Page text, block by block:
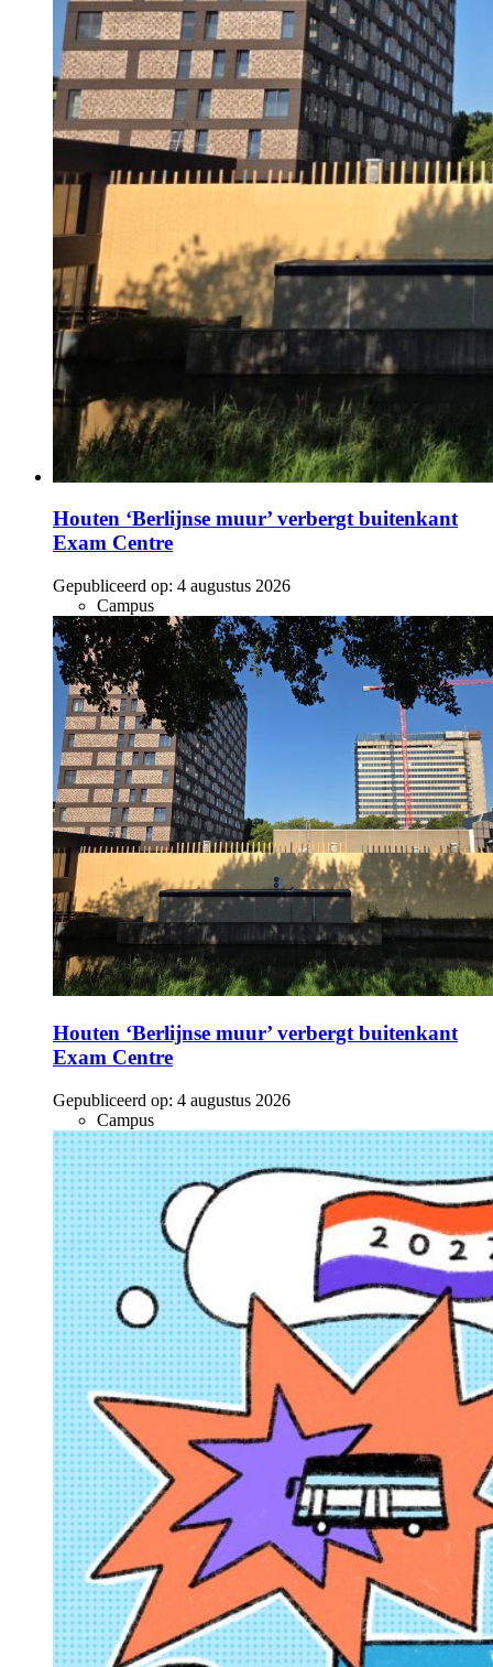
Houten ‘Berlijnse muur’ verbergt buitenkant
Exam Centre
Gepubliceerd op: 4 augustus 2026
Campus
Houten ‘Berlijnse muur’ verbergt buitenkant
Exam Centre
Gepubliceerd op: 4 augustus 2026
Campus